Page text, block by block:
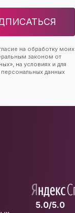
на обработку моих
законом от
на условиях и для
данных
5.0/5.0